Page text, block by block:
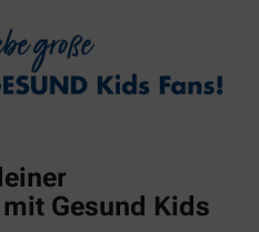
Gesund Kids